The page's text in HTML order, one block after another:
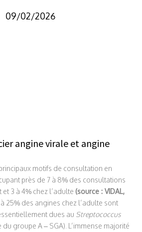
09/02/2026
angine virale et angine
motifs de consultation en
près de 7 à 8% des consultations
3 à 4% chez l’adulte (source : VIDAL,
à 25% des angines chez l’adulte sont
dues au Streptococcus
groupe A – SGA). L’immense majorité